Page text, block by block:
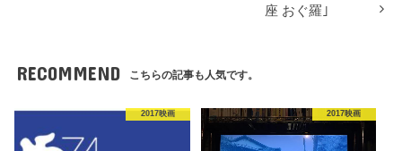
座 おぐ羅｣
RECOMMEND こちらの記事も人気です。
2017映画 2017映画